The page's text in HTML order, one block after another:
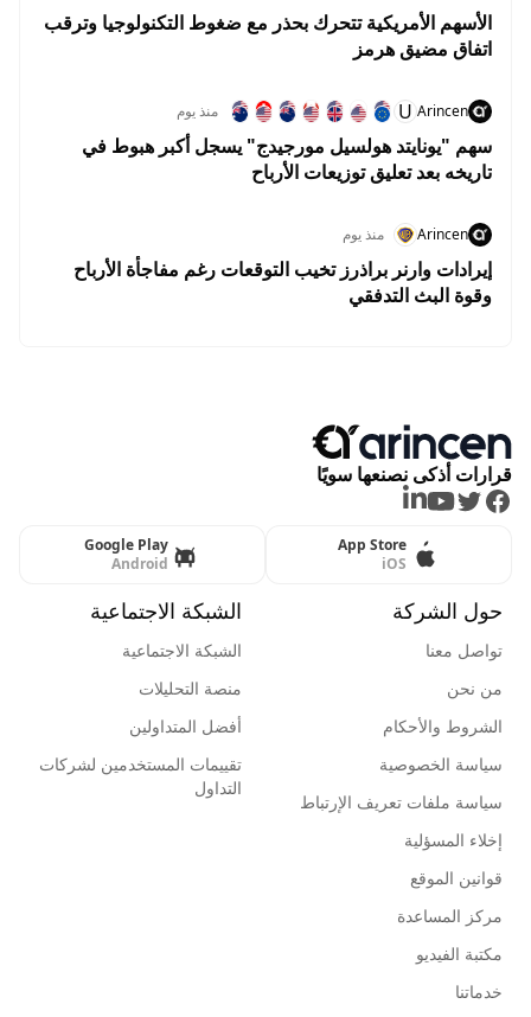
الأسهم الأمريكية تتحرك بحذر مع ضغوط التكنولوجيا وترقب
اتفاق مضيق هرمز
Arincen
U منذ يوم
سهم "يونايتد هولسيل مورجيدج" يسجل أكبر هبوط في
تاريخه بعد تعليق توزيعات الأرباح
Arincen منذ يوم
إيرادات وارنر براذرز تخيب التوقعات رغم مفاجأة الأرباح
وقوة البث التدفقي
قرارات أذكى نصنعها سويًا
Facebook
Twitter
Youtube
LinkedIn
App Store
iOS
Google Play
Android
حول الشركة
تواصل معنا
من نحن
الشروط والأحكام
سياسة الخصوصية
سياسة ملفات تعريف الإرتباط
إخلاء المسؤلية
قوانين الموقع
مركز المساعدة
مكتبة الفيديو
خدماتنا
الشبكة الاجتماعية
الشبكة الاجتماعية
منصة التحليلات
أفضل المتداولين
تقييمات المستخدمين لشركات
التداول